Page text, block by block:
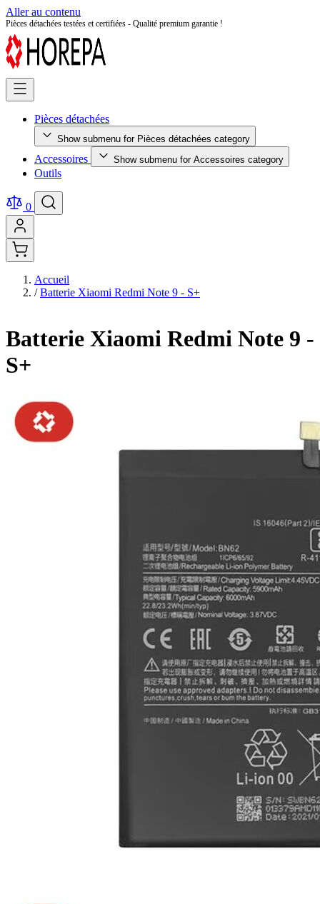
Aller au contenu
Pièces détachées testées et certifiées - Qualité premium garantie !
Pièces détachées
Show submenu for Pièces détachées category
Accessoires Show submenu for Accessoires category
Outils
0
Accueil
/ Batterie Xiaomi Redmi Note 9 - S+
Batterie Xiaomi Redmi Note 9 -
S+